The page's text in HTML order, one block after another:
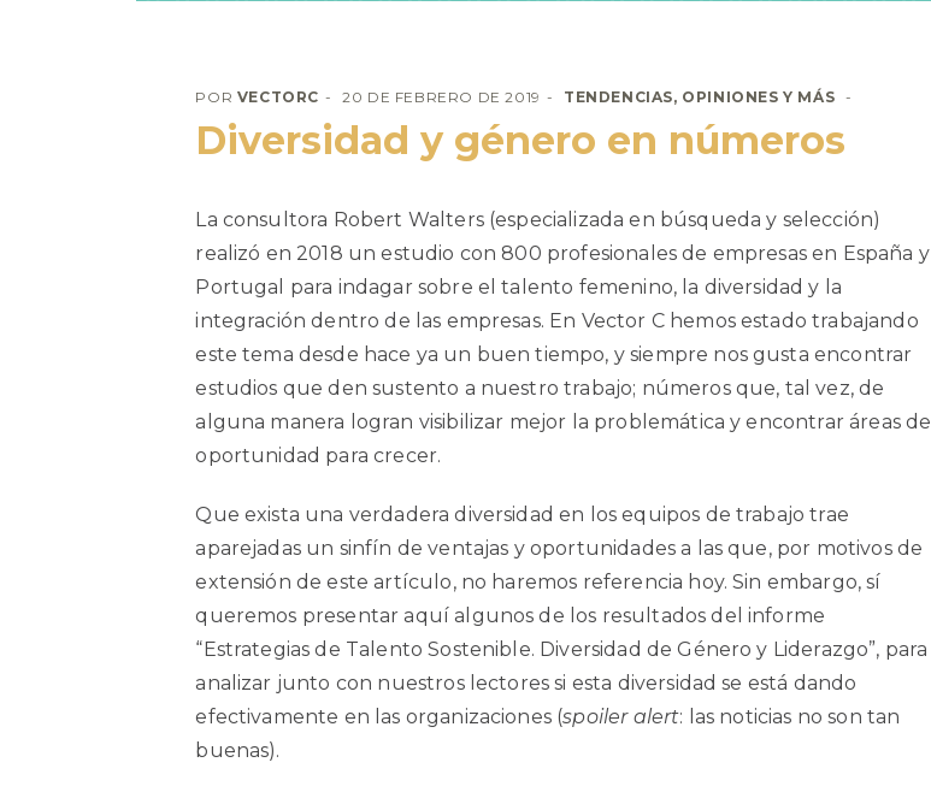
POR VECTORC 20 DE FEBRERO DE 2019 TENDENCIAS, OPINIONES Y MÁS
Diversidad y género en números
La consultora Robert Walters (especializada en búsqueda y selección)
realizó en 2018 un estudio con 800 profesionales de empresas en España y
Portugal para indagar sobre el talento femenino, la diversidad y la
integración dentro de las empresas. En Vector C hemos estado trabajando
este tema desde hace ya un buen tiempo, y siempre nos gusta encontrar
estudios que den sustento a nuestro trabajo; números que, tal vez, de
alguna manera logran visibilizar mejor la problemática y encontrar áreas de
oportunidad para crecer.
Que exista una verdadera diversidad en los equipos de trabajo trae
aparejadas un sinfín de ventajas y oportunidades a las que, por motivos de
extensión de este artículo, no haremos referencia hoy. Sin embargo, sí
queremos presentar aquí algunos de los resultados del informe
“Estrategias de Talento Sostenible. Diversidad de Género y Liderazgo”, para
analizar junto con nuestros lectores si esta diversidad se está dando
efectivamente en las organizaciones (spoiler alert: las noticias no son tan
buenas).